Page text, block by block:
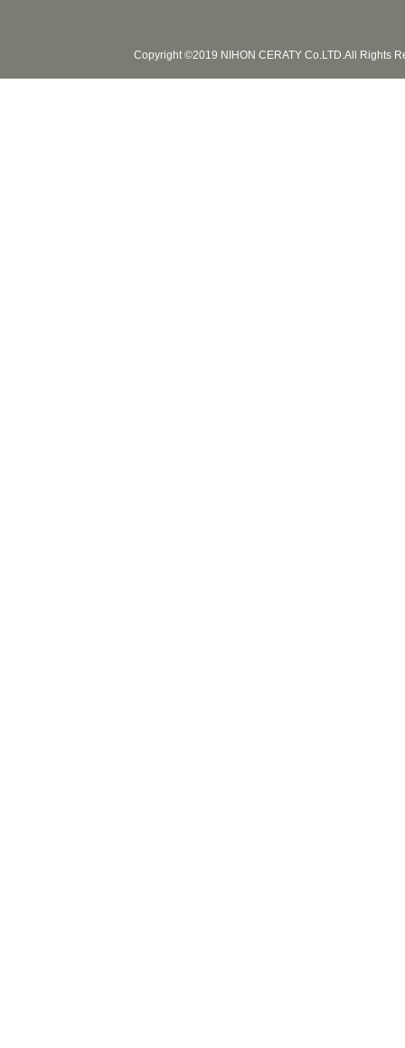
Copyright ©2019 NIHON CERATY Co.LTD.All Rights